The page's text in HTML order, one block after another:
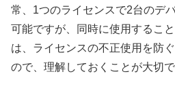
常、1つのライセンスで2台のデ
可能ですが、同時に使用するこ
は、ライセンスの不正使用を防
ので、理解しておくことが大切で